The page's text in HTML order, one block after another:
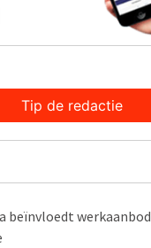
Tip de redactie
beïnvloedt werkaanbod